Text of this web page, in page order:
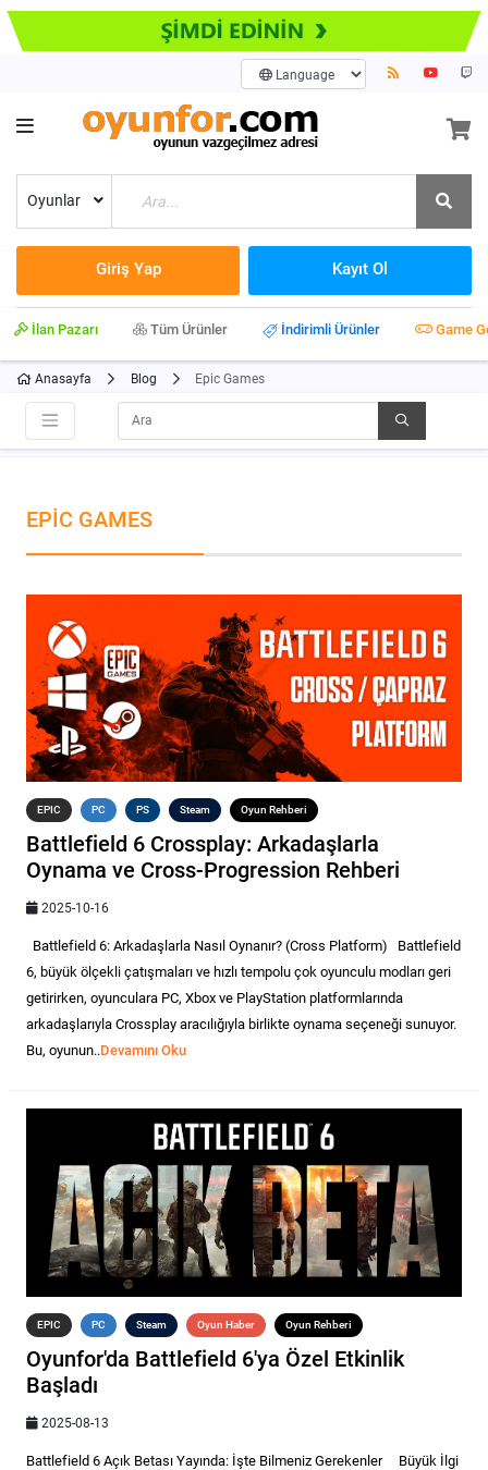
Oyunlar
Giriş Yap Kayıt Ol
İlan Pazarı Tüm Ürünler İndirimli Ürünler Game
Anasayfa Blog Epic Games
EPIC GAMES
EPIC PC PS Steam Oyun Rehberi
Battlefield 6 Crossplay: Arkadaşlarla
Oynama ve Cross-Progression Rehberi
2025-10-16
Battlefield 6: Arkadaşlarla Nasıl Oynanır? (Cross Platform) Battlefield
6, büyük ölçekli çatışmaları ve hızlı tempolu çok oyunculu modları geri
getirirken, oyunculara PC, Xbox ve PlayStation platformlarında
arkadaşlarıyla Crossplay aracılığıyla birlikte oynama seçeneği sunuyor.
Bu, oyunun..Devamını Oku
EPIC PC Steam Oyun Haber Oyun Rehberi
Oyunfor'da Battlefield 6'ya Özel Etkinlik
Başladı
2025-08-13
Battlefield 6 Açık Betası Yayında: İşte Bilmeniz Gerekenler Büyük İlgi